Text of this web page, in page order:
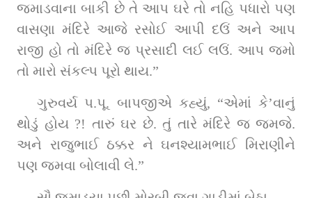
જમાડવાના બાકી છે તે આપ ઘરે તો નહિ પધારો પણ
વાસણા મંદિરે આજે રસોઈ આપી દઉં અને આપ
રાજી હો તો મંદિરે જ પ્રસાદી લઈ લઉં. આપ જમો
તો મારો સંકલ્પ પૂરો થાય.”
ગુરુવર્ય પ.પૂ. બાપજીએ કહ્યું, “એમાં કે’વાનું
થોડું હોય ?! તારું ઘર છે. તું તારે મંદિરે જ જમજે.
અને રાજુભાઈ ઠક્કર ને ઘનશ્યામભાઈ મિરાણીને
પણ જમવા બોલાવી લે.”